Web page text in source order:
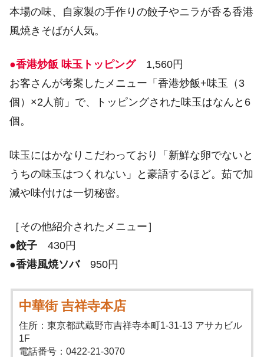
本場の味、自家製の手作りの餃子やニラが香る香港
風焼きそばが人気。
●香港炒飯 味玉トッピング1,560円
お客さんが考案したメニュー「香港炒飯+味玉（3
個）×2人前」で、トッピングされた味玉はなんと6
個。
味玉にはかなりこだわっており「新鮮な卵でないと
うちの味玉はつくれない」と豪語するほど。茹で加
減や味付けは一切秘密。
［その他紹介されたメニュー］
●餃子 430円
●香港風焼ソバ950円
中華街 吉祥寺本店
住所：東京都武蔵野市吉祥寺本町1-31-13 アサカビル
1F
電話番号：0422-21-3070